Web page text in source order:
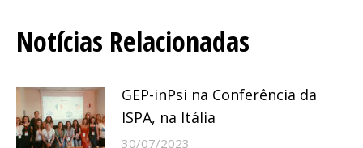
de
post:
Notícias Relacionadas
GEP-inPsi na Conferência da
ISPA, na Itália
30/07/2023